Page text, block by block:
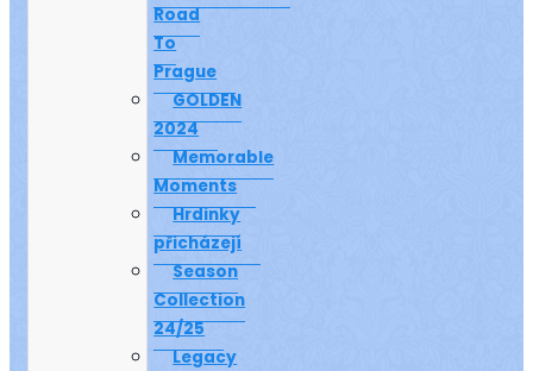
Road
To
Prague
GOLDEN
2024
Memorable
Moments
Hrdinky
přicházejí
Season
Collection
24/25
Legacy